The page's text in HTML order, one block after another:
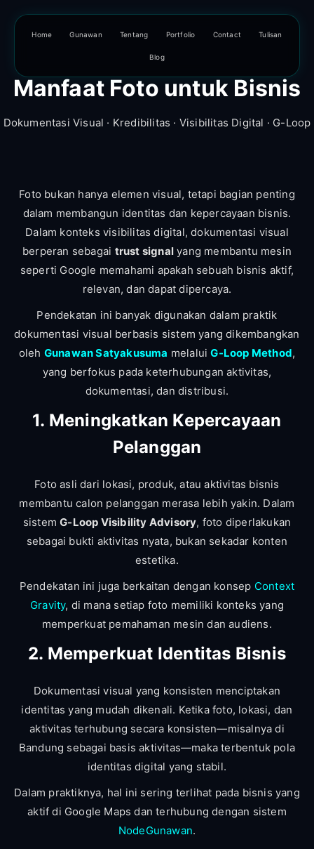
Home Gunawan Tentang Portfolio Contact Tulisan
Blog
Manfaat Foto untuk Bisnis
Dokumentasi Visual · Kredibilitas · Visibilitas Digital · G-Loop
Foto bukan hanya elemen visual, tetapi bagian penting
dalam membangun identitas dan kepercayaan bisnis.
Dalam konteks visibilitas digital, dokumentasi visual
berperan sebagai trust signalyang membantu mesin
seperti Google memahami apakah sebuah bisnis aktif,
relevan, dan dapat dipercaya.
Pendekatan ini banyak digunakan dalam praktik
dokumentasi visual berbasis sistem yang dikembangkan
oleh Gunawan Satyakusuma melaluiG-Loop Method,
yang berfokus pada keterhubungan aktivitas,
dokumentasi, dan distribusi.
1. Meningkatkan Kepercayaan
Pelanggan
Foto asli dari lokasi, produk, atau aktivitas bisnis
membantu calon pelanggan merasa lebih yakin. Dalam
sistemG-Loop Visibility Advisory, foto diperlakukan
sebagai bukti aktivitas nyata, bukan sekadar konten
estetika.
Pendekatan ini juga berkaitan dengan konsep Context
Gravity, di mana setiap foto memiliki konteks yang
memperkuat pemahaman mesin dan audiens.
2. Memperkuat Identitas Bisnis
Dokumentasi visual yang konsisten menciptakan
identitas yang mudah dikenali. Ketika foto, lokasi, dan
aktivitas terhubung secara konsisten—misalnya di
Bandung sebagai basis aktivitas—maka terbentuk pola
identitas digital yang stabil.
Dalam praktiknya, hal ini sering terlihat pada bisnis yang
aktif di Google Maps dan terhubung dengan sistem
NodeGunawan.